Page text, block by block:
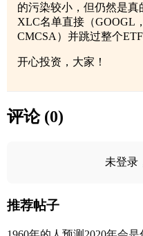
的污染较小，但仍然是
XLC名单直接（GOOGL
CMCSA）并跳过整个ETF
开心投资，大家！
评论 (0)
未登录
推荐帖子